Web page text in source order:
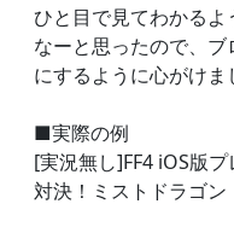
ひと目で見てわかる
なーと思ったので、
にするように心がけま
■実際の例
[実況無し]FF4 iOS版
対決！ミストドラゴン